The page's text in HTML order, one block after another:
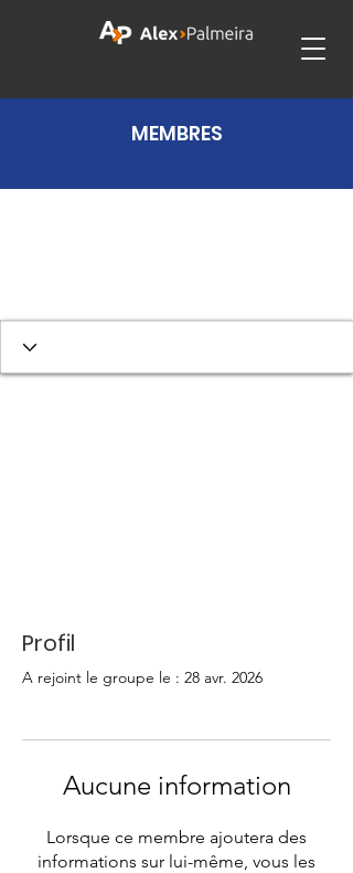
MEMBRES
Profil
A rejoint le groupe le : 28 avr. 2026
Aucune information
Lorsque ce membre ajoutera des
informations sur lui-même, vous les